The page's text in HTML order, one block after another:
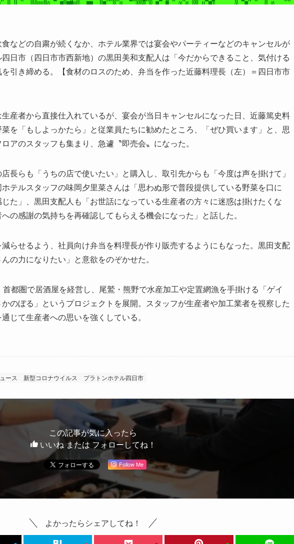
などの自粛が続くなか、ホテル業界では宴会やパーティーなどのキャンセルが
日市（四日市市西新地）の黒田美和支配人は「今だからできること、気付ける
引き締める。【食材のロスのため、弁当を作った近藤料理長（左）＝四日市市
産者から直接仕入れているが、宴会が当日キャンセルになった日、近藤篤史料
を「もしよっかたら」と従業員たちに勧めたところ、「ぜひ買います」と、思
アのスタッフも集まり、急遽〝即売会〟になった。
長らも「うちの店で使いたい」と購入し、取引先からも「今度は声を掛けて」
テルスタッフの味岡夕里菜さんは「思わぬ形で普段提供している野菜を口に
た」、黒田支配人も「お世話になっている生産者の方々に迷惑は掛けたくな
の感謝の気持ちを再確認してもらえる機会になった」と話した。
らせるよう、社員向け弁当を料理長が作り販売するようにもなった。黒田支配
の力になりたい」と意欲をのぞかせた。
都圏で居酒屋を経営し、尾鷲・熊野で水産加工や定置網漁を手掛ける「ゲイ
のぼる」というプロジェクトを展開。スタッフが生産者や加工業者を視察した
じて生産者への思いを強くしている。
ース 新型コロナウイルス プラトンホテル四日市
この記事が気に入ったら
いいね または フォローしてね！
Follow Me
よかったらシェアしてね！